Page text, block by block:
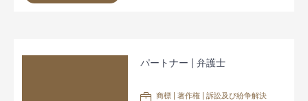
パートナー | 弁護士
商標 | 著作権 | 訴訟及び紛争解決